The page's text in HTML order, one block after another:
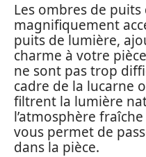
Les ombres de
magnifiquement
puits de lumière,
charme à votre
ne sont pas trop
cadre de la lucarne
filtrent la lumière
l’atmosphère
vous permet de
dans la pièce.